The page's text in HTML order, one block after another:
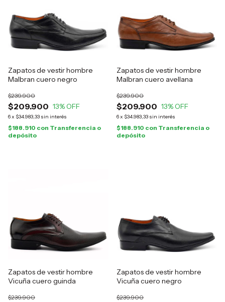
Zapatos de vestir hombre
Malbran cuero negro
$209.900
$239.900
13% OFF
6x $34.983,33 sin interés
$188.910 con Transferencia o
depósito
Zapatos de vestir hombre
Malbran cuero avellana
$209.900
$239.900
13% OFF
6x $34.983,33 sin interés
$188.910 con Transferencia o
depósito
Zapatos de vestir hombre
Vicuña cuero guinda
$239.900
Zapatos de vestir hombre
Vicuña cuero negro
$239.900